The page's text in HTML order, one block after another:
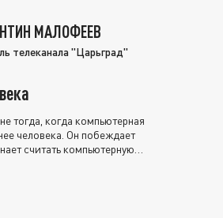
МАЛОФЕЕВ
телеканала "Царьград"
тогда, когда компьютерная
человека. Он побеждает
считать компьютерную